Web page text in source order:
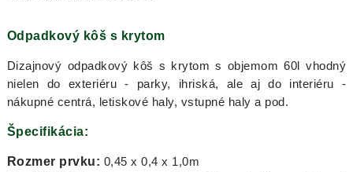
Odpadkový kôš s krytom
Dizajnový odpadkový kôš s krytom s objemom 60l vhodný
nielen do exteriéru - parky, ihriská, ale aj do interiéru -
nákupné centrá, letiskové haly, vstupné haly a pod.
Špecifikácia:
Rozmer prvku: 0,45 x 0,4 x 1,0m